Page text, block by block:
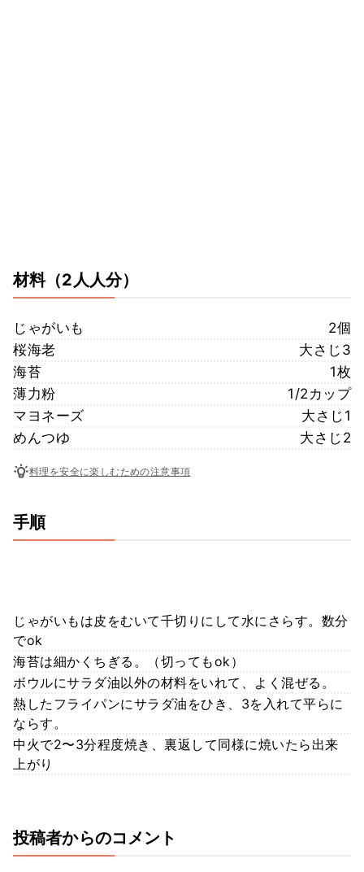
材料（2人人分）
じゃがいも
2個
桜海老
大さじ3
海苔
1枚
薄力粉
1/2カップ
マヨネーズ
大さじ1
めんつゆ
大さじ2
料理を安全に楽しむための注意事項
手順
じゃがいもは皮をむいて千切りにして水にさらす。数分
でok
海苔は細かくちぎる。（切ってもok）
ボウルにサラダ油以外の材料をいれて、よく混ぜる。
熱したフライパンにサラダ油をひき、3を入れて平らに
ならす。
中火で2〜3分程度焼き、裏返して同様に焼いたら出来
上がり
投稿者からのコメント